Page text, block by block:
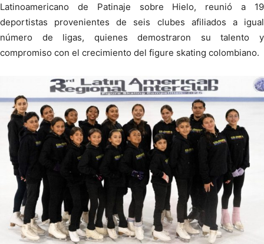
Latinoamericano de Patinaje sobre Hielo, reunió a 19
deportistas provenientes de seis clubes afiliados a igual
número de ligas, quienes demostraron su talento y
compromiso con el crecimiento del figure skating colombiano.